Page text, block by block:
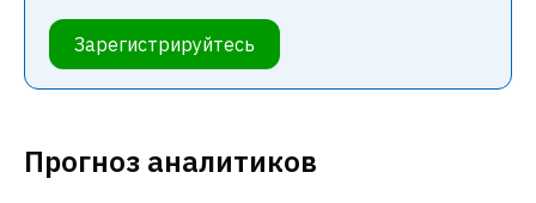
Зарегистрируйтесь
Прогноз аналитиков